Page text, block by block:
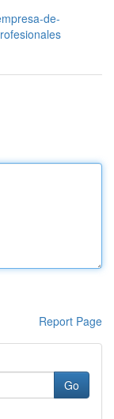
de-
Report Page
Go